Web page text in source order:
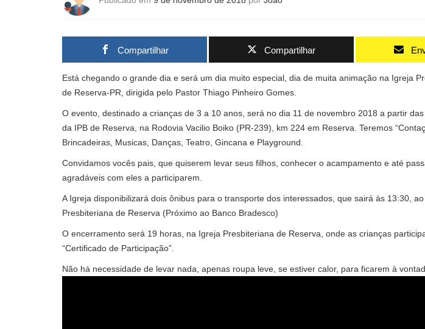
Compartilhar Compartilhar
Está chegando o grande dia e será um dia muito especial, dia de muita animação na Igreja
de Reserva-PR, dirigida pelo Pastor Thiago Pinheiro Gomes.
O evento, destinado a crianças de 3 a 10 anos, será no dia 11 de novembro 2018 a partir
da IPB de Reserva, na Rodovia Vacilio Boiko (PR-239), km 224 em Reserva. Teremos
Brincadeiras, Musicas, Danças, Teatro, Gincana e Playground.
Convidamos vocês pais, que quiserem levar seus filhos, conhecer o acampamento e até
agradáveis com eles a participarem.
A Igreja disponibilizará dois ônibus para o transporte dos interessados, que sairá às 13:30,
Presbiteriana de Reserva (Próximo ao Banco Bradesco)
O encerramento será 19 horas, na Igreja Presbiteriana de Reserva, onde as crianças
“Certificado de Participação”.
Não há necessidade de levar nada, apenas roupa leve, se estiver calor, para ficarem à